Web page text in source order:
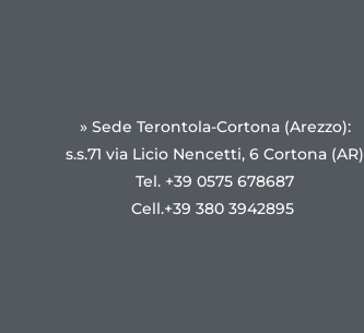
» Sede Terontola-Cortona (Arezzo):
s.s.71 via Licio Nencetti, 6 Cortona (AR)
Tel. +39 0575 678687
Cell.+39 380 3942895